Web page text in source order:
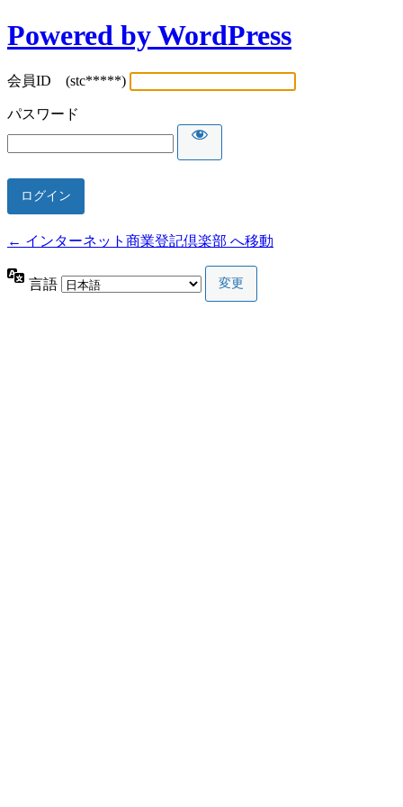
Powered by WordPress
会員ID (stc*****)
パスワード
← インターネット商業登記倶楽部 へ移動
言語